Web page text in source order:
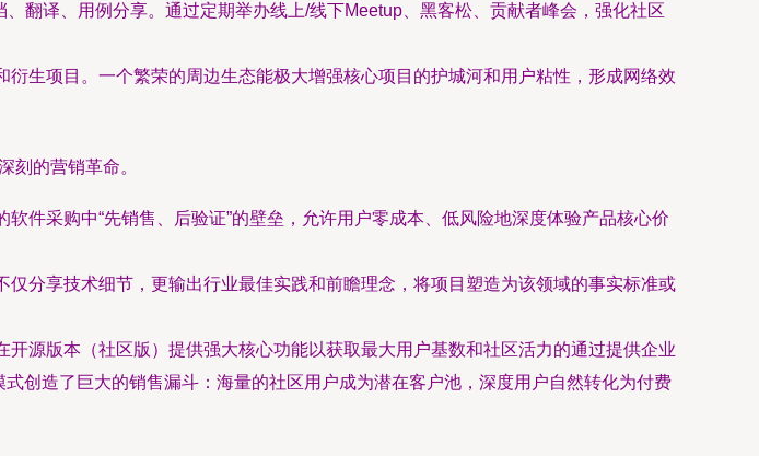
翻译、用例分享。通过定期举办线上/线下Meetup、黑客松、贡献者峰会，强化社区
生项目。一个繁荣的周边生态能极大增强核心项目的护城河和用户粘性，形成网络效
刻的营销革命。
件采购中“先销售、后验证”的壁垒，允许用户零成本、低风险地深度体验产品核心价
分享技术细节，更输出行业最佳实践和前瞻理念，将项目塑造为该领域的事实标准或
源版本（社区版）提供强大核心功能以获取最大用户基数和社区活力的通过提供企业
创造了巨大的销售漏斗：海量的社区用户成为潜在客户池，深度用户自然转化为付费